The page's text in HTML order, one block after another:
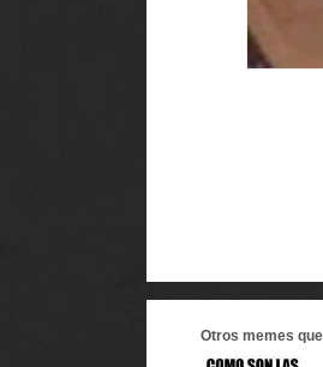
Otros memes